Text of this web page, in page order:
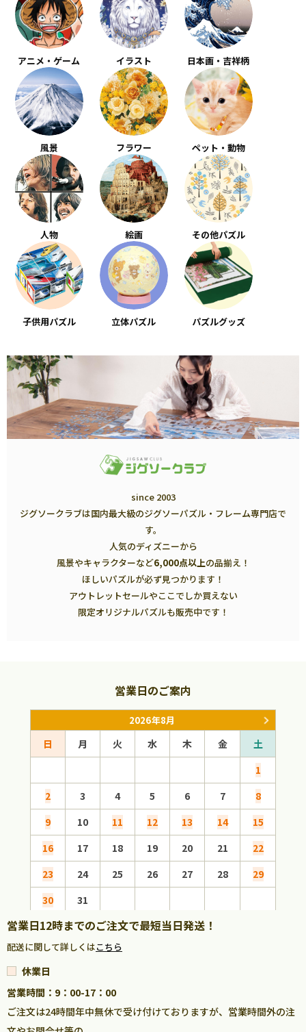
アニメ・ゲーム イラスト 日本画・吉祥柄
風景 フラワー ペット・動物
人物 絵画 その他パズル
子供用パズル 立体パズル パズルグッズ
since 2003
ジグソークラブは国内最大級のジグソーパズル・フレーム専門店で
す。
人気のディズニーから
風景やキャラクターなど6,000点以上の品揃え！
ほしいパズルが必ず見つかります！
アウトレットセールやここでしか買えない
限定オリジナルパズルも販売中です！
営業日のご案内
2026年8月
日 月 火 水 木 金
土
1
2
3 4 5 6 7
8
9
10 11 12 13 14
15
16
17 18 19 20 21
22
23
24 25 26 27 28
29
30
31
営業日12時までのご注文で最短当日発送！
配送に関して詳しくはこちら
休業日
営業時間：9：00-17：00
ご注文は24時間年中無休で受け付けておりますが、営業時間外の注